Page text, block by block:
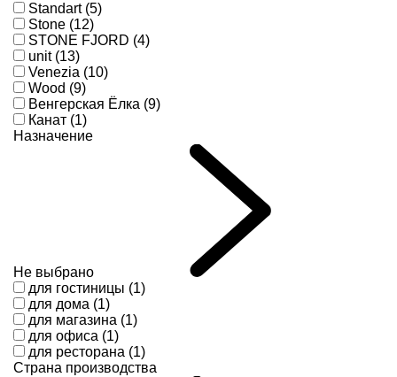
Standart (5)
Stone (12)
STONE FJORD (4)
unit (13)
Venezia (10)
Wood (9)
Венгерская Ёлка (9)
Канат (1)
Назначение
Не выбрано
для гостиницы (1)
для дома (1)
для магазина (1)
для офиса (1)
для ресторана (1)
Страна производства